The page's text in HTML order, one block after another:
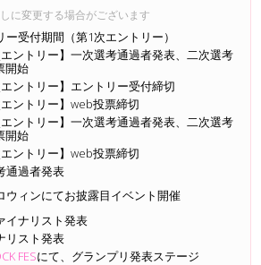
に変更する場合がございます
ー受付期間（第1次エントリー）
エントリー】一次選考通過者発表、二次選考
開始
エントリー】エントリー受付締切
エントリー】web投票締切
エントリー】一次選考通過者発表、二次選考
開始
エントリー】web投票締切
通過者発表
ウィンにてお披露目イベント開催
イナリスト発表
リスト発表
FESにて、グランプリ発表ステージ